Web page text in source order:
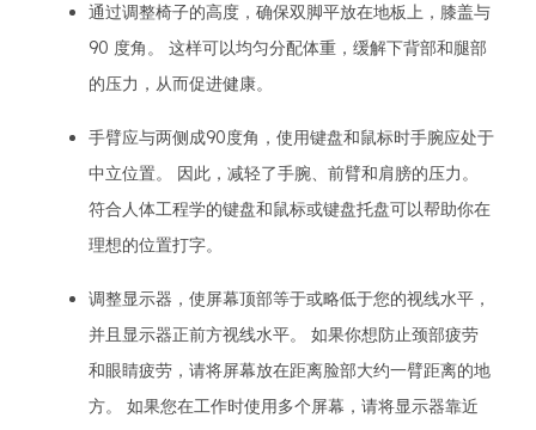
通过调整椅子的高度，确保双脚平放在地板上，膝盖与
90 度角。 这样可以均匀分配体重，缓解下背部和腿部
的压力，从而促进健康。
手臂应与两侧成90度角，使用键盘和鼠标时手腕应处于
中立位置。 因此，减轻了手腕、前臂和肩膀的压力。
符合人体工程学的键盘和鼠标或键盘托盘可以帮助你在
理想的位置打字。
调整显示器，使屏幕顶部等于或略低于您的视线水平，
并且显示器正前方视线水平。 如果你想防止颈部疲劳
和眼睛疲劳，请将屏幕放在距离脸部大约一臂距离的地
方。 如果您在工作时使用多个屏幕，请将显示器靠近